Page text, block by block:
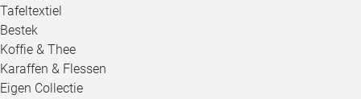
Tafeltextiel
Bestek
Koffie & Thee
Karaffen & Flessen
Eigen Collectie